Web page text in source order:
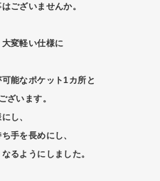
ございませんか。
変軽い仕様に
能なポケット1カ所と
ざいます。
し、
手を長めにし、
るようにしました。